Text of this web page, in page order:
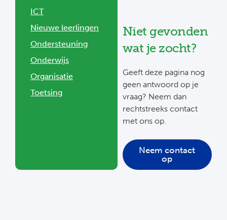
ICT
Nieuwe leerlingen
Ondersteuning
Onderwijs
Organisatie
Toetsing
Niet gevonden
wat je zocht?
Geeft deze pagina nog
geen antwoord op je
vraag? Neem dan
rechtstreeks contact
met ons op.
Neem contact
op